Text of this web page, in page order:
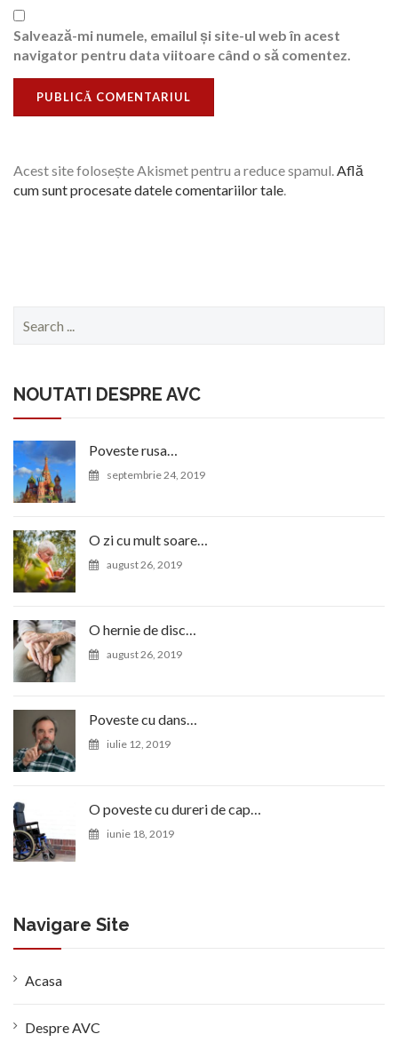
Salvează-mi numele, emailul și site-ul web în acest
navigator pentru data viitoare când o să comentez.
Acest site folosește Akismet pentru a reduce spamul.Află
cum sunt procesate datele comentariilor tale.
for:
NOUTATI DESPRE AVC
Poveste rusa…
septembrie 24, 2019
O zi cu mult soare…
august 26, 2019
O hernie de disc…
august 26, 2019
Poveste cu dans…
iulie 12, 2019
O poveste cu dureri de cap…
iunie 18, 2019
Navigare Site
Acasa
Despre AVC